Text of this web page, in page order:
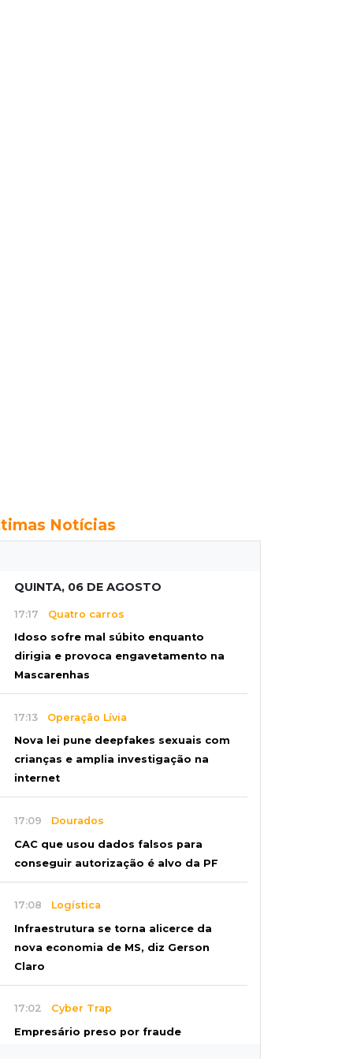
Notícias
QUINTA, 06 DE AGOSTO
17:17 Quatro carros
Idoso sofre mal súbito enquanto
dirigia e provoca engavetamento na
Mascarenhas
17:13 Operação Lívia
Nova lei pune deepfakes sexuais com
crianças e amplia investigação na
internet
17:09 Dourados
CAC que usou dados falsos para
conseguir autorização é alvo da PF
17:08 Logística
Infraestrutura se torna alicerce da
nova economia de MS, diz Gerson
Claro
17:02 Cyber Trap
Empresário preso por fraude